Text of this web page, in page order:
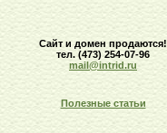
Сайт и домен продаются!
тел. (473) 254-07-96
mail@intrid.ru
Полезные статьи